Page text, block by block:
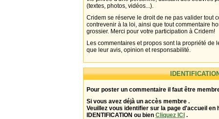
(textes, photos, vidéos...).
Cridem se réserve le droit de ne pas valider tout
contrevenir à la loi, ainsi que tout commentaire
grossier. Merci pour votre participation à Cridem!
Les commentaires et propos sont la propriété de
que leur avis, opinion et responsabilité.
Pour poster un commentaire il faut être
Si vous avez déjà un accès membre .
Veuillez vous identifier sur la page d'accueil en
IDENTIFICATION ou bien Cliquez ICI .